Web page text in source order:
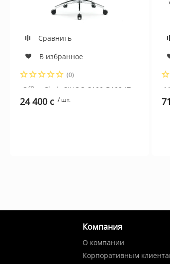
Сравнить
В избранное
(0)
Office Chair SIHOO S100-B102-JT
BLACK 3D Armrest, class 4 TUV
gaslift,350mm aluminum base,
24 400 c / шт.
Компания
О компании
Корпоративным